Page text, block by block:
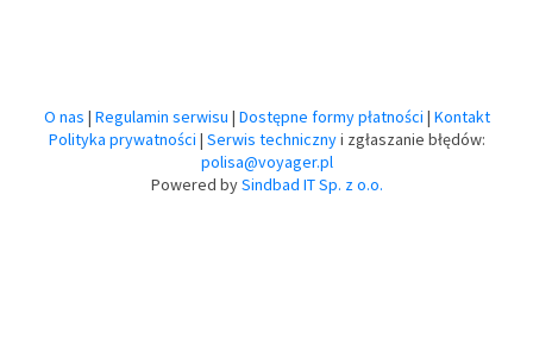
O nas | Regulamin serwisu | Dostępne formy płatności | Kontakt
Polityka prywatności | Serwis technicznyi zgłaszanie błędów:
polisa@voyager.pl
Powered bySindbad IT Sp. z o.o.